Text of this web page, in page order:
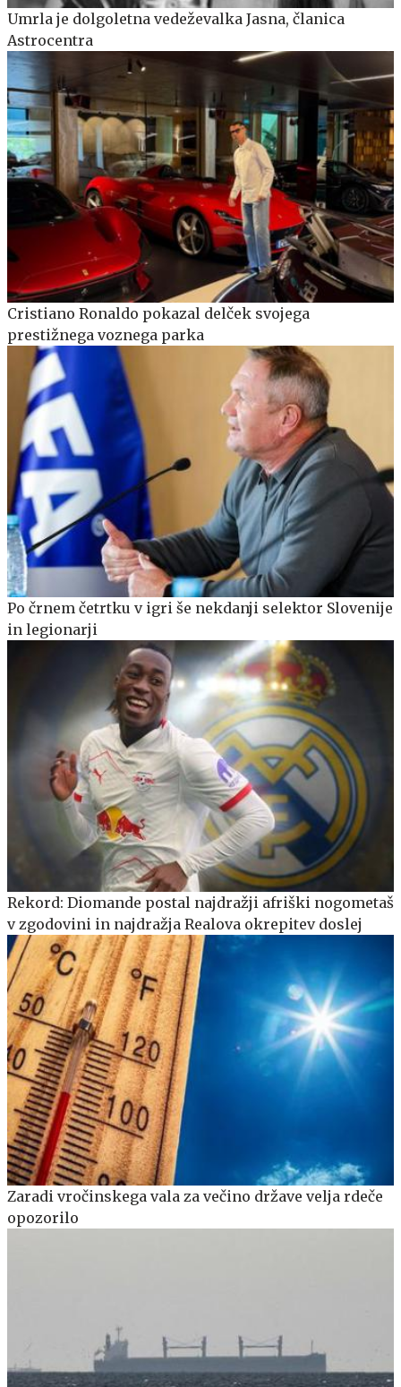
Umrla je dolgoletna vedeževalka Jasna, članica
Astrocentra
Cristiano Ronaldo pokazal delček svojega
prestižnega voznega parka
Po črnem četrtku v igri še nekdanji selektor Slovenije
in legionarji
Rekord: Diomande postal najdražji afriški nogometaš
v zgodovini in najdražja Realova okrepitev doslej
Zaradi vročinskega vala za večino države velja rdeče
opozorilo